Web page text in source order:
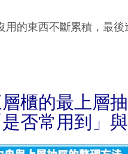
用的東西不斷累積，最
櫃的最上層
否常用到」與